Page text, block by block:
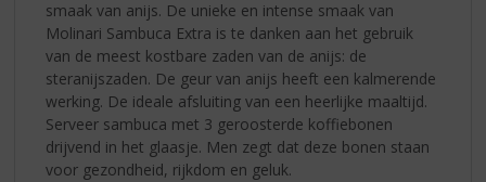
smaak van anijs. De unieke en intense smaak van
Molinari Sambuca Extra is te danken aan het gebruik
van de meest kostbare zaden van de anijs: de
steranijszaden. De geur van anijs heeft een kalmerende
werking. De ideale afsluiting van een heerlijke maaltijd.
Serveer sambuca met 3 geroosterde koffiebonen
drijvend in het glaasje. Men zegt dat deze bonen staan
voor gezondheid, rijkdom en geluk.